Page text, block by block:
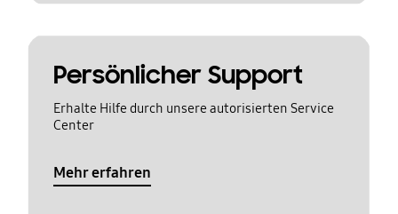
Persönlicher Support
Erhalte Hilfe durch unsere autorisierten Service
Center
Mehr erfahren